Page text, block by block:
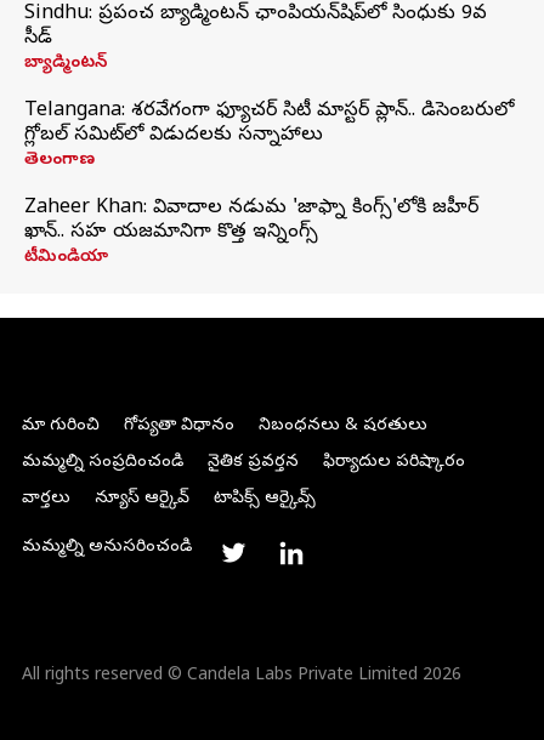
Sindhu: ప్రపంచ బ్యాడ్మింటన్‌ ఛాంపియన్‌షిప్‌లో సింధుకు 9వ
సీడ్
బ్యాడ్మింటన్
Telangana: శరవేగంగా ఫ్యూచర్ సిటీ మాస్టర్ ప్లాన్.. డిసెంబరులో
గ్లోబల్‌ సమిట్‌లో విడుదలకు సన్నాహాలు
తెలంగాణ
Zaheer Khan: వివాదాల నడుమ 'జాఫ్నా కింగ్స్'లోకి జహీర్
ఖాన్.. సహ యజమానిగా కొత్త ఇన్నింగ్స్
టీమిండియా
మా గురించి గోప్యతా విధానం
నిబంధనలు & షరతులు
మమ్మల్ని సంప్రదించండి
నైతిక ప్రవర్తన
ఫిర్యాదుల పరిష్కారం
వార్తలు
న్యూస్ ఆర్కైవ్ టాపిక్స్ ఆర్కైవ్స్
మమ్మల్ని అనుసరించండి
All rights reserved © Candela Labs Private Limited 2026